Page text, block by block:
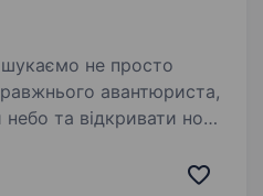
авантюриста,
та відкривати нові
умовах. Ви будете